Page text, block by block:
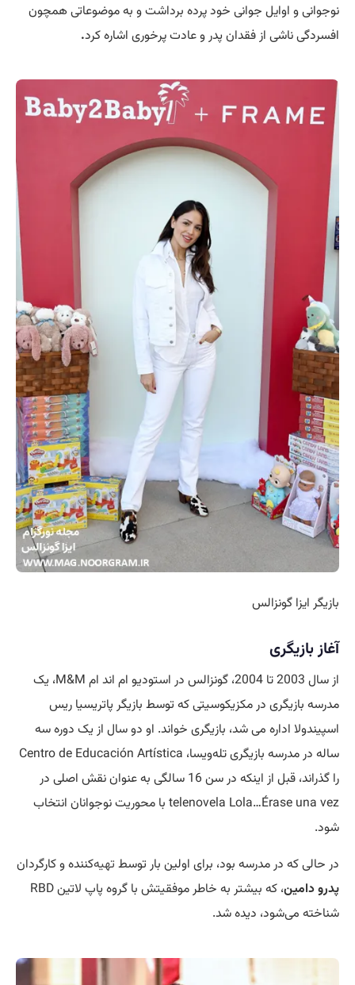
نوجوانی و اوایل جوانی خود پرده برداشت و به موضوعاتی همچون
افسردگی ناشی از فقدان پدر و عادت پرخوری اشاره کرد.
بازیگر ایزا گونزالس
آغاز بازیگری
از سال 2003 تا 2004، گونزالس در استودیو ام اند ام M&M، یک
مدرسه بازیگری در مکزیکوسیتی که توسط بازیگر پاتریسیا ریس
اسپیندولا اداره می شد، بازیگری خواند. او دو سال از یک دوره سه
ساله در مدرسه بازیگری تله‌ویسا، Centro de Educación Artística
را گذراند، قبل از اینکه در سن 16 سالگی به عنوان نقش اصلی در
telenovela Lola…Érase una vez با محوریت نوجوانان انتخاب
شود.
در حالی که در مدرسه بود، برای اولین بار توسط تهیه‌کننده و کارگردان
پدرو دامین
، که بیشتر به خاطر موفقیتش با گروه پاپ لاتین RBD
شناخته می‌شود، دیده شد.